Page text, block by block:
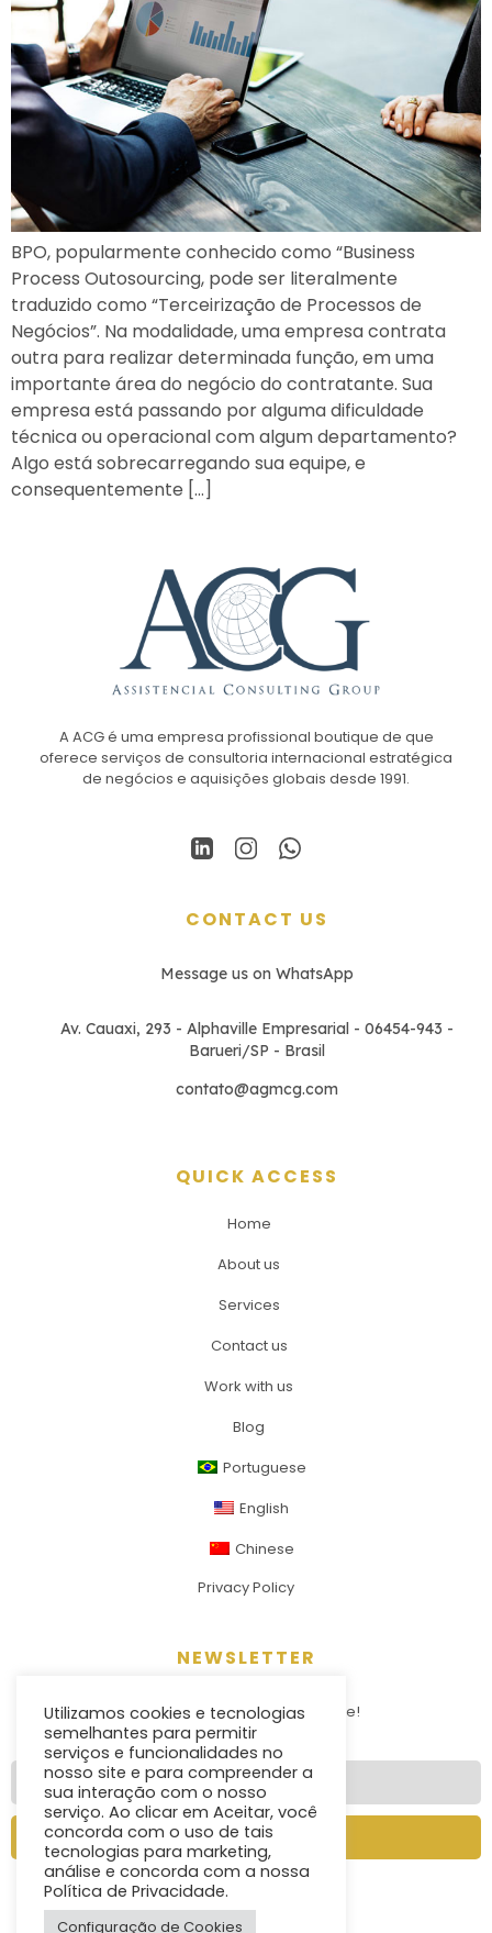
BPO, popularmente conhecido como “Business
Process Outosourcing, pode ser literalmente
traduzido como “Terceirização de Processos de
Negócios”. Na modalidade, uma empresa contrata
outra para realizar determinada função, em uma
importante área do negócio do contratante. Sua
empresa está passando por alguma dificuldade
técnica ou operacional com algum departamento?
Algo está sobrecarregando sua equipe, e
consequentemente […]
A ACG é uma empresa profissional boutique de que
oferece serviços de consultoria internacional estratégica
de negócios e aquisições globais desde 1991.
CONTACT US
Message us on WhatsApp
Av. Cauaxi, 293 - Alphaville Empresarial - 06454-943 -
Barueri/SP - Brasil
contato@agmcg.com
QUICK ACCESS
Home
About us
Services
Contact us
Work with us
Blog
Portuguese
English
Chinese
Privacy Policy
NEWSLETTER
Stay tunned for news and more!
Send
Utilizamos cookies e tecnologias
semelhantes para permitir
serviços e funcionalidades no
nosso site e para compreender a
sua interação com o nosso
serviço. Ao clicar em Aceitar, você
concorda com o uso de tais
tecnologias para marketing,
análise e concorda com a nossa
Política de Privacidade.
Configuração de Cookies